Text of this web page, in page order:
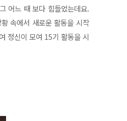
어느 때 보다 힘들었는데요.
속에서 새로운 활동을 시작
정신이 모여 15기 활동을 시